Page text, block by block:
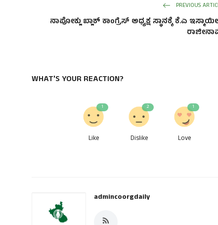
PREVIOUS
ನಾಪೋಕ್ಲು ಬ್ಲಾಕ್ ಕಾಂಗ್ರೆಸ್ ಅಧ್ಯಕ್ಷ ಸ್ಥಾನಕ್ಕೆ ಕೆ.ಎ
WHAT'S YOUR REACTION?
Like
1
Dislike
2
Love
1
admincoorgdaily